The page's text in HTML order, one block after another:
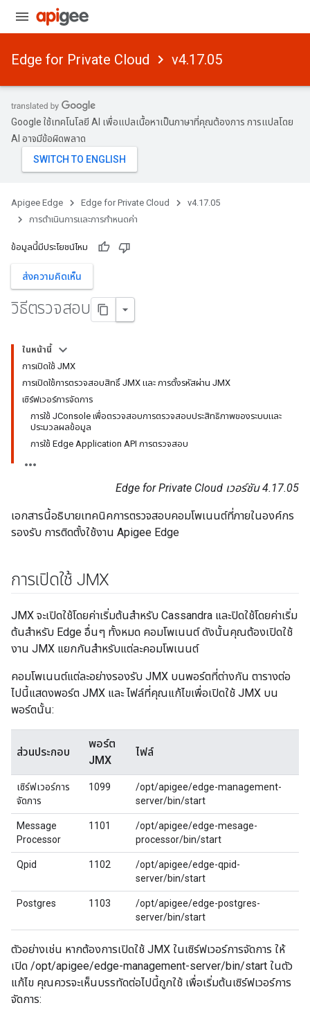
Edge for Private Cloud v4.17.05
Google ใช้เทคโนโลยี AI เพื่อแปลเนื้อหาเป็นภาษาที่คุณต้องการ การแปลโดย
AI อาจมีข้อผิดพลาด
Apigee Edge Edge for Private Cloud
v4.17.05
การดําเนินการและการกําหนดค่า
ข้อมูลนี้มีประโยชน์ไหม
ส่งความคิดเห็น
วิธีตรวจสอบ
ในหน้านี้
การเปิดใช้ JMX
การเปิดใช้การตรวจสอบสิทธิ์ JMX และ การตั้งรหัสผ่าน JMX
เซิร์ฟเวอร์การจัดการ
การใช้ JConsole เพื่อตรวจสอบการตรวจสอบประสิทธิภาพของระบบและ
ประมวลผลข้อมูล
การใช้ Edge Application API การตรวจสอบ
Edge for Private Cloud เวอร์ชัน 4.17.05
เอกสารนี้อธิบายเทคนิคการตรวจสอบคอมโพเนนต์ที่ภายในองค์กร
รองรับ การติดตั้งใช้งาน Apigee Edge
การเปิดใช้ JMX
JMX จะเปิดใช้โดยค่าเริ่มต้นสำหรับ Cassandra และปิดใช้โดยค่าเริ่ม
ต้นสำหรับ Edge อื่นๆ ทั้งหมด คอมโพเนนต์ ดังนั้นคุณต้องเปิดใช้
งาน JMX แยกกันสำหรับแต่ละคอมโพเนนต์
คอมโพเนนต์แต่ละอย่างรองรับ JMX บนพอร์ตที่ต่างกัน ตารางต่อ
ไปนี้แสดงพอร์ต JMX และ ไฟล์ที่คุณแก้ไขเพื่อเปิดใช้ JMX บน
พอร์ตนั้น:
ส่วนประกอบ
พอร์ต
JMX
ไฟล์
เซิร์ฟเวอร์การ
จัดการ
1099
/opt/apigee/edge-management-
server/bin/start
Message
Processor
1101
/opt/apigee/edge-mesage-
processor/bin/start
Qpid 1102
/opt/apigee/edge-qpid-
server/bin/start
Postgres 1103
/opt/apigee/edge-postgres-
server/bin/start
ตัวอย่างเช่น หากต้องการเปิดใช้ JMX ในเซิร์ฟเวอร์การจัดการ ให้
เปิด /opt/apigee/edge-management-server/bin/start ในตัว
แก้ไข คุณควรจะเห็นบรรทัดต่อไปนี้ถูกใช้ เพื่อเริ่มต้นเซิร์ฟเวอร์การ
จัดการ: